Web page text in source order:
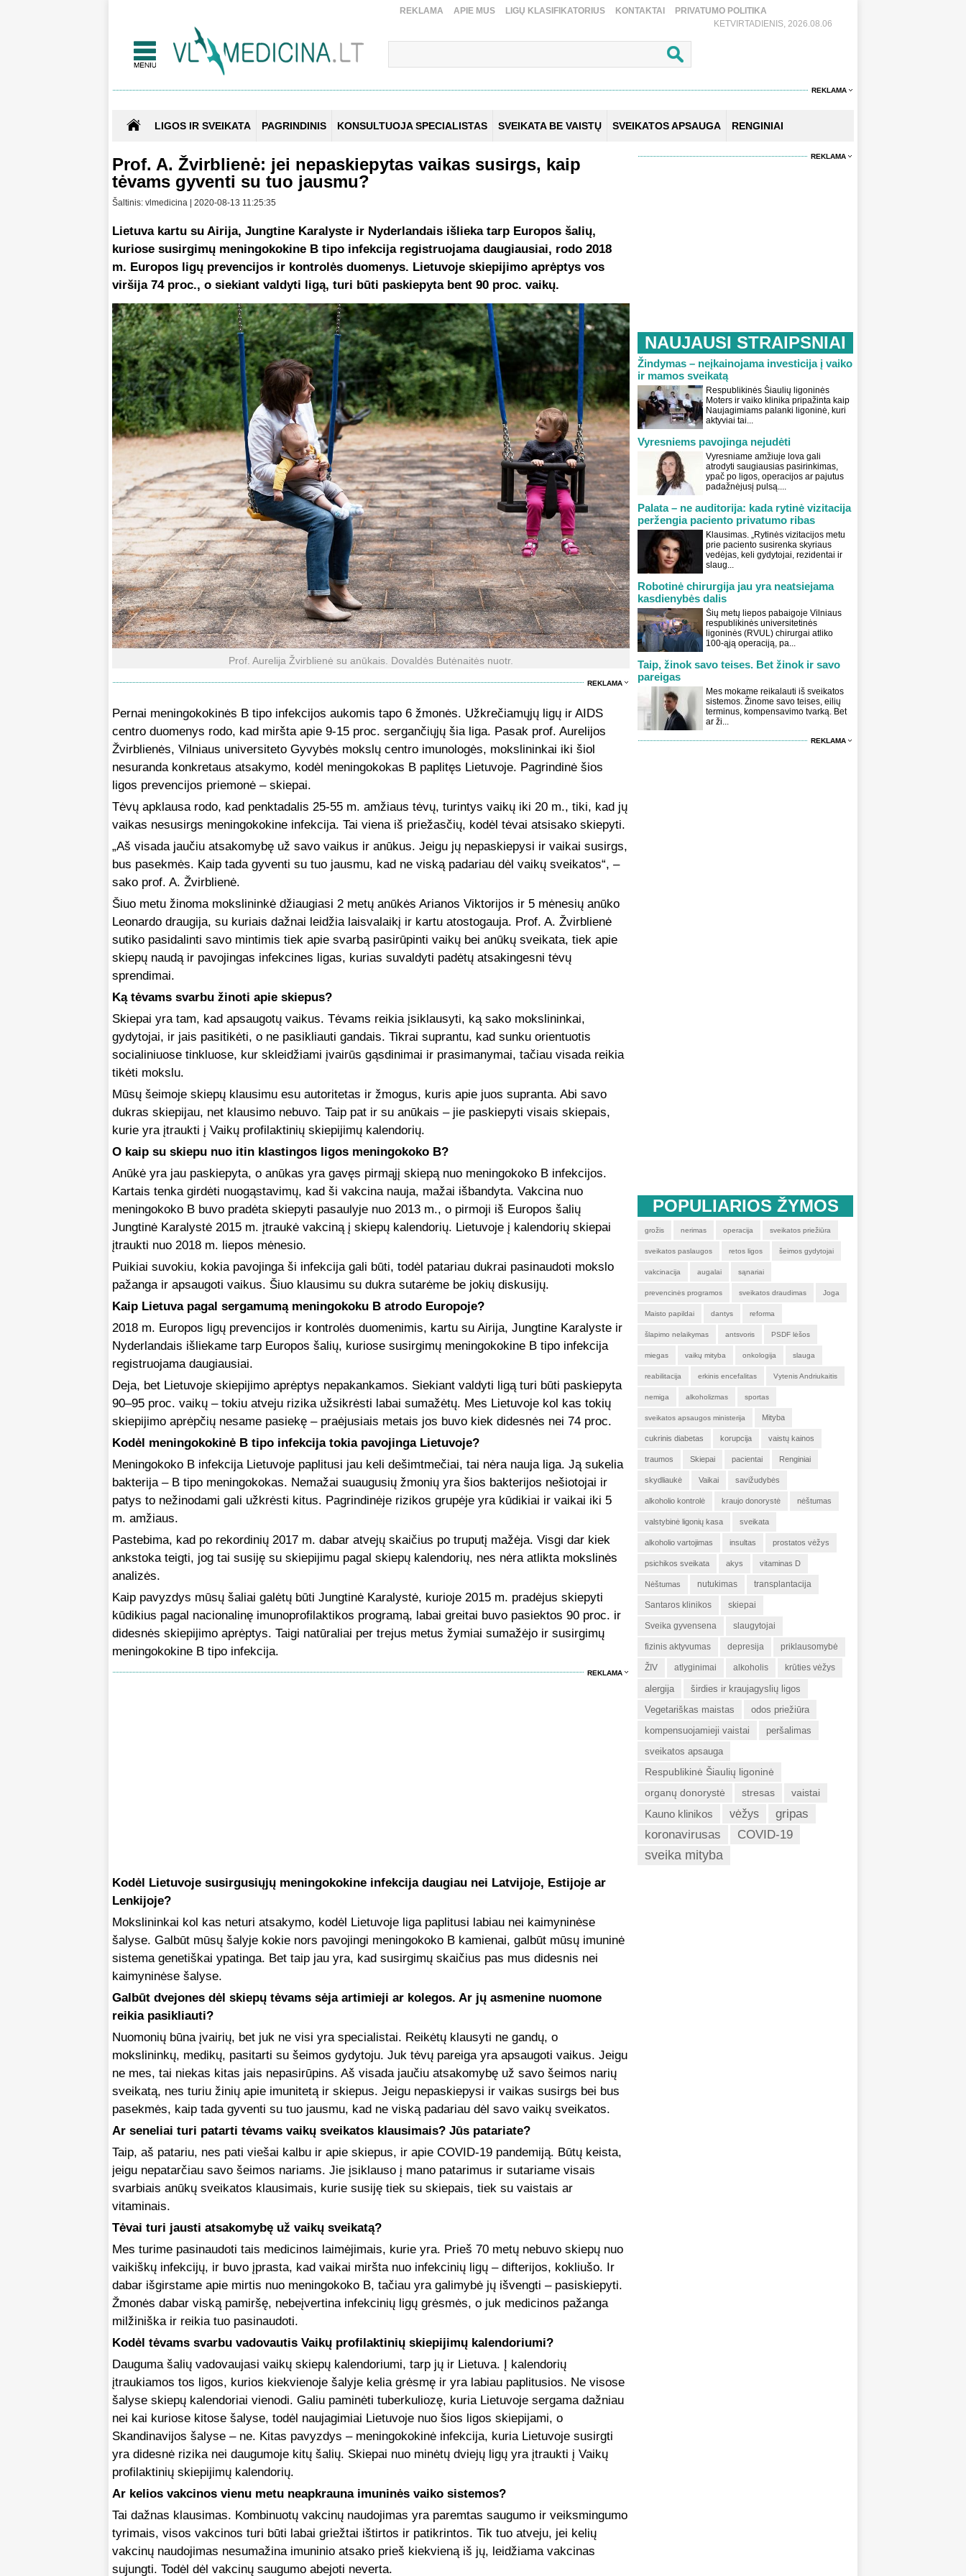
REKLAMA APIE MUS LIGŲ KLASIFIKATORIUS KONTAKTAI
PRIVATUMO POLITIKA
KETVIRTADIENIS, 2026.08.06
REKLAMA
LIGOS IR SVEIKATA PAGRINDINIS KONSULTUOJA SPECIALISTAS SVEIKATA BE VAISTŲ SVEIKATOS APSAUGA RENGINIAI
Prof. A. Žvirblienė: jei nepaskiepytas vaikas susirgs, kaip
tėvams gyventi su tuo jausmu?
Šaltinis: vlmedicina | 2020-08-13 11:25:35
Lietuva kartu su Airija, Jungtine Karalyste ir Nyderlandais išlieka tarp Europos šalių,
kuriose susirgimų meningokokine B tipo infekcija registruojama daugiausiai, rodo 2018
m. Europos ligų prevencijos ir kontrolės duomenys. Lietuvoje skiepijimo aprėptys vos
viršija 74 proc., o siekiant valdyti ligą, turi būti paskiepyta bent 90 proc. vaikų.
Prof. Aurelija Žvirblienė su anūkais. Dovaldės Butėnaitės nuotr.
REKLAMA
Pernai meningokokinės B tipo infekcijos aukomis tapo 6 žmonės. Užkrečiamųjų ligų ir AIDS
centro duomenys rodo, kad miršta apie 9-15 proc. sergančiųjų šia liga. Pasak prof. Aurelijos
Žvirblienės, Vilniaus universiteto Gyvybės mokslų centro imunologės, mokslininkai iki šiol
nesuranda konkretaus atsakymo, kodėl meningokokas B paplitęs Lietuvoje. Pagrindinė šios
ligos prevencijos priemonė – skiepai.
Tėvų apklausa rodo, kad penktadalis 25-55 m. amžiaus tėvų, turintys vaikų iki 20 m., tiki, kad jų
vaikas nesusirgs meningokokine infekcija. Tai viena iš priežasčių, kodėl tėvai atsisako skiepyti.
„Aš visada jaučiu atsakomybę už savo vaikus ir anūkus. Jeigu jų nepaskiepysi ir vaikai susirgs,
bus pasekmės. Kaip tada gyventi su tuo jausmu, kad ne viską padariau dėl vaikų sveikatos“, –
sako prof. A. Žvirblienė.
Šiuo metu žinoma mokslininkė džiaugiasi 2 metų anūkės Arianos Viktorijos ir 5 mėnesių anūko
Leonardo draugija, su kuriais dažnai leidžia laisvalaikį ir kartu atostogauja. Prof. A. Žvirblienė
sutiko pasidalinti savo mintimis tiek apie svarbą pasirūpinti vaikų bei anūkų sveikata, tiek apie
skiepų naudą ir pavojingas infekcines ligas, kurias suvaldyti padėtų atsakingesni tėvų
sprendimai.
Ką tėvams svarbu žinoti apie skiepus?
Skiepai yra tam, kad apsaugotų vaikus. Tėvams reikia įsiklausyti, ką sako mokslininkai,
gydytojai, ir jais pasitikėti, o ne pasikliauti gandais. Tikrai suprantu, kad sunku orientuotis
socialiniuose tinkluose, kur skleidžiami įvairūs gąsdinimai ir prasimanymai, tačiau visada reikia
tikėti mokslu.
Mūsų šeimoje skiepų klausimu esu autoritetas ir žmogus, kuris apie juos supranta. Abi savo
dukras skiepijau, net klausimo nebuvo. Taip pat ir su anūkais – jie paskiepyti visais skiepais,
kurie yra įtraukti į Vaikų profilaktinių skiepijimų kalendorių.
O kaip su skiepu nuo itin klastingos ligos meningokoko B?
Anūkė yra jau paskiepyta, o anūkas yra gavęs pirmąjį skiepą nuo meningokoko B infekcijos.
Kartais tenka girdėti nuogąstavimų, kad ši vakcina nauja, mažai išbandyta. Vakcina nuo
meningokoko B buvo pradėta skiepyti pasaulyje nuo 2013 m., o pirmoji iš Europos šalių
Jungtinė Karalystė 2015 m. įtraukė vakciną į skiepų kalendorių. Lietuvoje į kalendorių skiepai
įtraukti nuo 2018 m. liepos mėnesio.
Puikiai suvokiu, kokia pavojinga ši infekcija gali būti, todėl patariau dukrai pasinaudoti mokslo
pažanga ir apsaugoti vaikus. Šiuo klausimu su dukra sutarėme be jokių diskusijų.
Kaip Lietuva pagal sergamumą meningokoku B atrodo Europoje?
2018 m. Europos ligų prevencijos ir kontrolės duomenimis, kartu su Airija, Jungtine Karalyste ir
Nyderlandais išliekame tarp Europos šalių, kuriose susirgimų meningokokine B tipo infekcija
registruojama daugiausiai.
Deja, bet Lietuvoje skiepijimo aprėptys nepakankamos. Siekiant valdyti ligą turi būti paskiepyta
90–95 proc. vaikų – tokiu atveju rizika užsikrėsti labai sumažėtų. Mes Lietuvoje kol kas tokių
skiepijimo aprėpčių nesame pasiekę – praėjusiais metais jos buvo kiek didesnės nei 74 proc.
Kodėl meningokokinė B tipo infekcija tokia pavojinga Lietuvoje?
Meningokoko B infekcija Lietuvoje paplitusi jau keli dešimtmečiai, tai nėra nauja liga. Ją sukelia
bakterija – B tipo meningokokas. Nemažai suaugusių žmonių yra šios bakterijos nešiotojai ir
patys to nežinodami gali užkrėsti kitus. Pagrindinėje rizikos grupėje yra kūdikiai ir vaikai iki 5
m. amžiaus.
Pastebima, kad po rekordinių 2017 m. dabar atvejų skaičius po truputį mažėja. Visgi dar kiek
ankstoka teigti, jog tai susiję su skiepijimu pagal skiepų kalendorių, nes nėra atlikta mokslinės
analizės.
Kaip pavyzdys mūsų šaliai galėtų būti Jungtinė Karalystė, kurioje 2015 m. pradėjus skiepyti
kūdikius pagal nacionalinę imunoprofilaktikos programą, labai greitai buvo pasiektos 90 proc. ir
didesnės skiepijimo aprėptys. Taigi natūraliai per trejus metus žymiai sumažėjo ir susirgimų
meningokokine B tipo infekcija.
REKLAMA
Kodėl Lietuvoje susirgusiųjų meningokokine infekcija daugiau nei Latvijoje, Estijoje ar
Lenkijoje?
Mokslininkai kol kas neturi atsakymo, kodėl Lietuvoje liga paplitusi labiau nei kaimyninėse
šalyse. Galbūt mūsų šalyje kokie nors pavojingi meningokoko B kamienai, galbūt mūsų imuninė
sistema genetiškai ypatinga. Bet taip jau yra, kad susirgimų skaičius pas mus didesnis nei
kaimyninėse šalyse.
Galbūt dvejones dėl skiepų tėvams sėja artimieji ar kolegos. Ar jų asmenine nuomone
reikia pasikliauti?
Nuomonių būna įvairių, bet juk ne visi yra specialistai. Reikėtų klausyti ne gandų, o
mokslininkų, medikų, pasitarti su šeimos gydytoju. Juk tėvų pareiga yra apsaugoti vaikus. Jeigu
ne mes, tai niekas kitas jais nepasirūpins. Aš visada jaučiu atsakomybę už savo šeimos narių
sveikatą, nes turiu žinių apie imunitetą ir skiepus. Jeigu nepaskiepysi ir vaikas susirgs bei bus
pasekmės, kaip tada gyventi su tuo jausmu, kad ne viską padariau dėl savo vaikų sveikatos.
Ar seneliai turi patarti tėvams vaikų sveikatos klausimais? Jūs patariate?
Taip, aš patariu, nes pati viešai kalbu ir apie skiepus, ir apie COVID-19 pandemiją. Būtų keista,
jeigu nepatarčiau savo šeimos nariams. Jie įsiklauso į mano patarimus ir sutariame visais
svarbiais anūkų sveikatos klausimais, kurie susiję tiek su skiepais, tiek su vaistais ar
vitaminais.
Tėvai turi jausti atsakomybę už vaikų sveikatą?
Mes turime pasinaudoti tais medicinos laimėjimais, kurie yra. Prieš 70 metų nebuvo skiepų nuo
vaikiškų infekcijų, ir buvo įprasta, kad vaikai miršta nuo infekcinių ligų – difterijos, kokliušo. Ir
dabar išgirstame apie mirtis nuo meningokoko B, tačiau yra galimybė jų išvengti – pasiskiepyti.
Žmonės dabar viską pamiršę, nebeįvertina infekcinių ligų grėsmės, o juk medicinos pažanga
milžiniška ir reikia tuo pasinaudoti.
Kodėl tėvams svarbu vadovautis Vaikų profilaktinių skiepijimų kalendoriumi?
Dauguma šalių vadovaujasi vaikų skiepų kalendoriumi, tarp jų ir Lietuva. Į kalendorių
įtraukiamos tos ligos, kurios kiekvienoje šalyje kelia grėsmę ir yra labiau paplitusios. Ne visose
šalyse skiepų kalendoriai vienodi. Galiu paminėti tuberkuliozę, kuria Lietuvoje sergama dažniau
nei kai kuriose kitose šalyse, todėl naujagimiai Lietuvoje nuo šios ligos skiepijami, o
Skandinavijos šalyse – ne. Kitas pavyzdys – meningokokinė infekcija, kuria Lietuvoje susirgti
yra didesnė rizika nei daugumoje kitų šalių. Skiepai nuo minėtų dviejų ligų yra įtraukti į Vaikų
profilaktinių skiepijimų kalendorių.
Ar kelios vakcinos vienu metu neapkrauna imuninės vaiko sistemos?
Tai dažnas klausimas. Kombinuotų vakcinų naudojimas yra paremtas saugumo ir veiksmingumo
tyrimais, visos vakcinos turi būti labai griežtai ištirtos ir patikrintos. Tik tuo atveju, jei kelių
vakcinų naudojimas nesumažina imuninio atsako prieš kiekvieną iš jų, leidžiama vakcinas
sujungti. Todėl dėl vakcinų saugumo abejoti neverta.
REKLAMA
NAUJAUSI STRAIPSNIAI
Žindymas – neįkainojama investicija į vaiko
ir mamos sveikatą
Respublikinės Šiaulių ligoninės
Moters ir vaiko klinika pripažinta kaip
Naujagimiams palanki ligoninė, kuri
aktyviai tai...
Vyresniems pavojinga nejudėti
Vyresniame amžiuje lova gali
atrodyti saugiausias pasirinkimas,
ypač po ligos, operacijos ar pajutus
padažnėjusį pulsą....
Palata – ne auditorija: kada rytinė vizitacija
peržengia paciento privatumo ribas
Klausimas. „Rytinės vizitacijos metu
prie paciento susirenka skyriaus
vedėjas, keli gydytojai, rezidentai ir
slaug...
Robotinė chirurgija jau yra neatsiejama
kasdienybės dalis
Šių metų liepos pabaigoje Vilniaus
respublikinės universitetinės
ligoninės (RVUL) chirurgai atliko
100-ąją operaciją, pa...
Taip, žinok savo teises. Bet žinok ir savo
pareigas
Mes mokame reikalauti iš sveikatos
sistemos. Žinome savo teises, eilių
terminus, kompensavimo tvarką. Bet
ar ži...
REKLAMA
POPULIARIOS ŽYMOS
grožis nerimas operacija sveikatos priežiūra
sveikatos paslaugos retos ligos šeimos gydytojai
vakcinacija augalai sąnariai
prevencinės programos sveikatos draudimas Joga
Maisto papildai dantys reforma
šlapimo nelaikymas antsvoris PSDF lėšos
miegas vaikų mityba onkologija slauga
reabilitacija erkinis encefalitas Vytenis Andriukaitis
nemiga alkoholizmas sportas
sveikatos apsaugos ministerija Mityba
cukrinis diabetas korupcija vaistų kainos
traumos Skiepai pacientai Renginiai
skydliaukė Vaikai savižudybės
alkoholio kontrolė kraujo donorystė nėštumas
valstybinė ligonių kasa sveikata
alkoholio vartojimas insultas prostatos vėžys
psichikos sveikata akys vitaminas D
Nėštumas nutukimas transplantacija
Santaros klinikos skiepai
Sveika gyvensena slaugytojai
fizinis aktyvumas depresija priklausomybė
ŽIV atlyginimai alkoholis krūties vėžys
alergija
širdies ir kraujagyslių ligos
Vegetariškas maistas
odos priežiūra
kompensuojamieji vaistai
peršalimas
sveikatos apsauga
Respublikinė Šiaulių ligoninė
organų donorystė
stresas vaistai
Kauno klinikos vėžys
gripas
koronavirusas
COVID-19
sveika mityba